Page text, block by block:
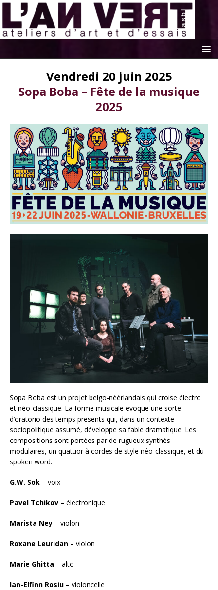
Vendredi 20 juin 2025
Sopa Boba – Fête de la musique
2025
Sopa Boba est un projet belgo-néérlandais qui croise électro
et néo-classique. La forme musicale évoque une sorte
d’oratorio des temps presents qui, dans un contexte
sociopolitique assumé, développe sa fable dramatique. Les
compositions sont portées par de rugueux synthés
modulaires, un quatuor à cordes de style néo-classique, et du
spoken word.
G.W. Sok – voix
Pavel Tchikov – électronique
Marista Ney – violon
Roxane Leuridan – violon
Marie Ghitta – alto
Ian-Elfinn Rosiu – violoncelle